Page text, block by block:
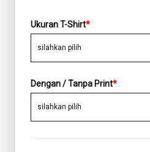
Ukuran T-Shirt*
Dengan / Tanpa Print*